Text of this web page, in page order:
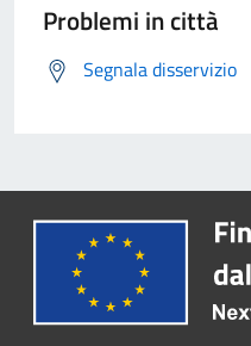
Problemi in città
Segnala disservizio